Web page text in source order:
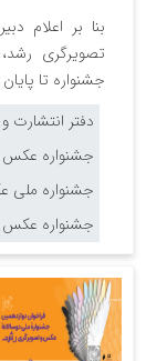
بنا بر اعلام
تصویرگری
جشنواره تا پایان بهمن
دفتر انتشارت
جشنواره عکس
جشنواره ملی
جشنواره